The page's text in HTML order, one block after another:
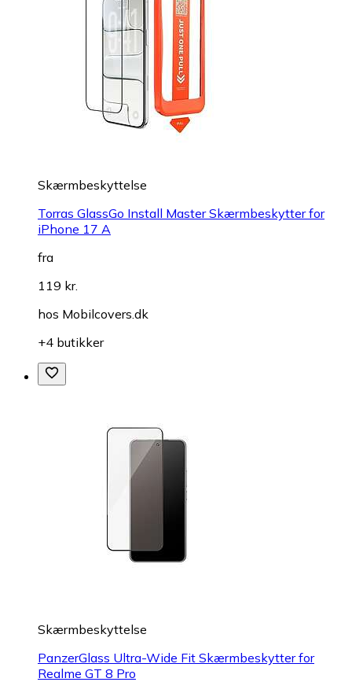
Skærmbeskyttelse
Torras GlassGo Install Master Skærmbeskytter for
iPhone 17 A
fra
119 kr.
hos Mobilcovers.dk
+4 butikker
Skærmbeskyttelse
PanzerGlass Ultra-Wide Fit Skærmbeskytter for
Realme GT 8 Pro